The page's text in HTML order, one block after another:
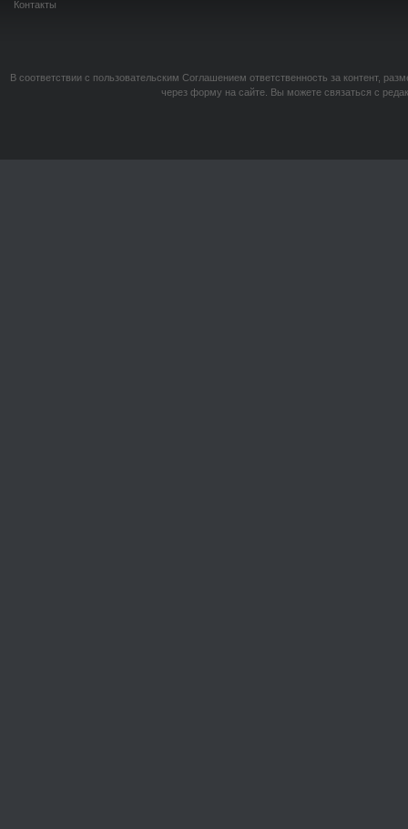
Контакты
В соответствии с пользовательским Соглашением ответственность за контент,
через форму на сайте. Вы можете связаться с